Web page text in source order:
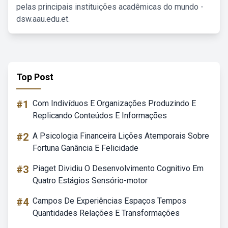
pelas principais instituições acadêmicas do mundo -
dsw.aau.edu.et.
Top Post
#1 Com Indivíduos E Organizações Produzindo E
Replicando Conteúdos E Informações
#2 A Psicologia Financeira Lições Atemporais Sobre
Fortuna Ganância E Felicidade
#3 Piaget Dividiu O Desenvolvimento Cognitivo Em
Quatro Estágios Sensório-motor
#4 Campos De Experiências Espaços Tempos
Quantidades Relações E Transformações